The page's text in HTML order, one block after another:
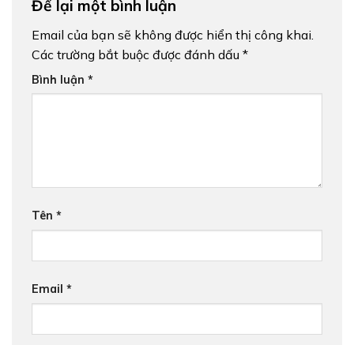
Để lại một bình luận
Email của bạn sẽ không được hiển thị công khai.
Các trường bắt buộc được đánh dấu *
Bình luận *
Tên *
Email *